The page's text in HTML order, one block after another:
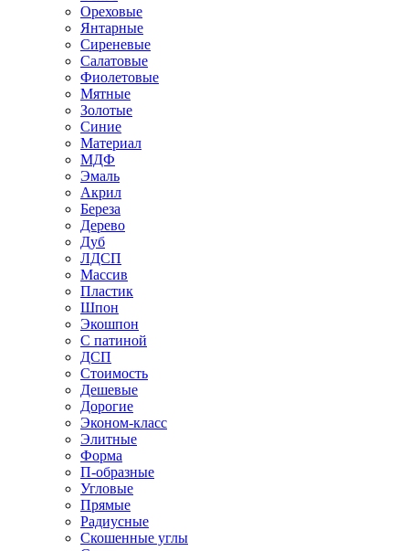
Ореховые
Янтарные
Сиреневые
Салатовые
Фиолетовые
Мятные
Золотые
Синие
Материал
МДФ
Эмаль
Акрил
Береза
Дерево
Дуб
ЛДСП
Массив
Пластик
Шпон
Экошпон
С патиной
ДСП
Стоимость
Дешевые
Дорогие
Эконом-класс
Элитные
Форма
П-образные
Угловые
Прямые
Радиусные
Скошенные углы